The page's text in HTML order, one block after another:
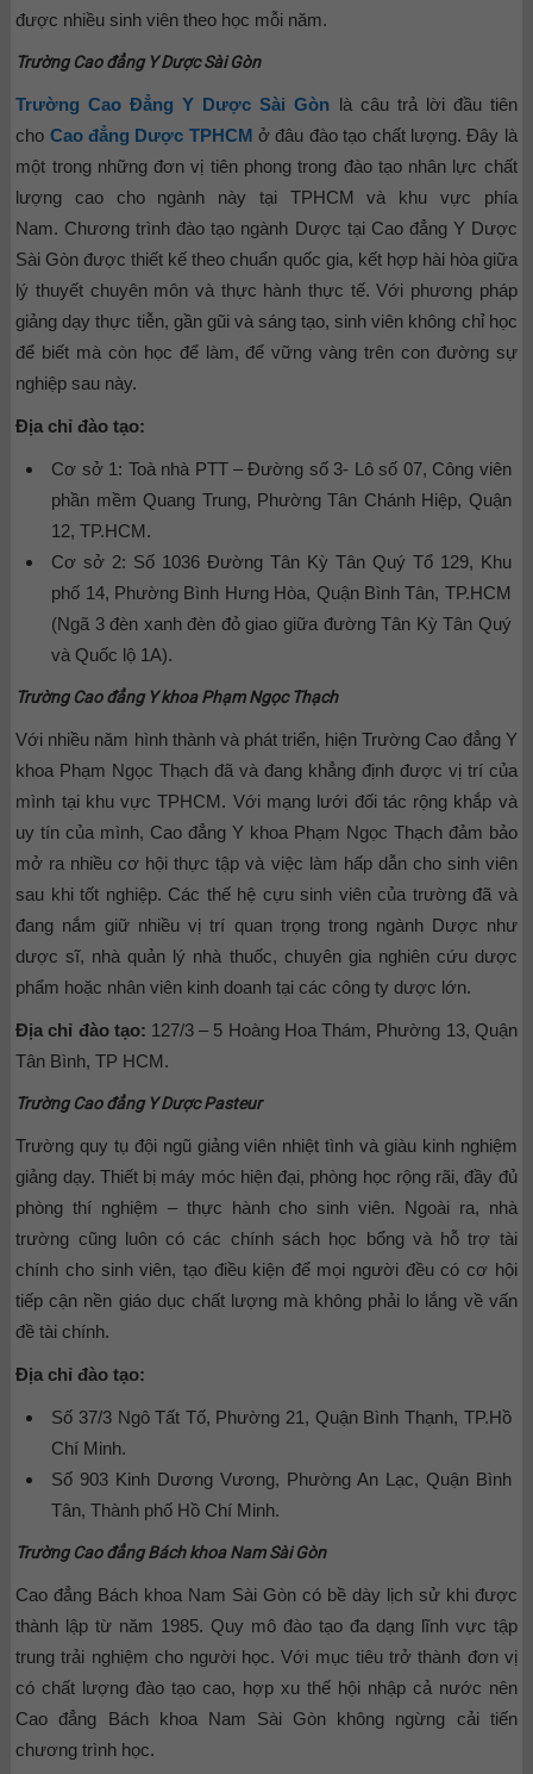
được nhiều sinh viên theo học mỗi năm.
Trường Cao đẳng Y Dược Sài Gòn
Trường Cao Đẳng Y Dược Sài Gòn là câu trả lời đầu tiên
cho Cao đẳng Dược TPHCM ở đâu đào tạo chất lượng. Đây là
một trong những đơn vị tiên phong trong đào tạo nhân lực chất
lượng cao cho ngành này tại TPHCM và khu vực phía
Nam. Chương trình đào tạo ngành Dược tại Cao đẳng Y Dược
Sài Gòn được thiết kế theo chuẩn quốc gia, kết hợp hài hòa giữa
lý thuyết chuyên môn và thực hành thực tế. Với phương pháp
giảng dạy thực tiễn, gần gũi và sáng tạo, sinh viên không chỉ học
để biết mà còn học để làm, để vững vàng trên con đường sự
nghiệp sau này.
Địa chỉ đào tạo:
Cơ sở 1: Toà nhà PTT – Đường số 3- Lô số 07, Công viên
phần mềm Quang Trung, Phường Tân Chánh Hiệp, Quận
12, TP.HCM.
Cơ sở 2: Số 1036 Đường Tân Kỳ Tân Quý Tổ 129, Khu
phố 14, Phường Bình Hưng Hòa, Quận Bình Tân, TP.HCM
(Ngã 3 đèn xanh đèn đỏ giao giữa đường Tân Kỳ Tân Quý
và Quốc lộ 1A).
Trường Cao đẳng Y khoa Phạm Ngọc Thạch
Với nhiều năm hình thành và phát triển, hiện Trường Cao đẳng Y
khoa Phạm Ngọc Thạch đã và đang khẳng định được vị trí của
mình tại khu vực TPHCM. Với mạng lưới đối tác rộng khắp và
uy tín của mình, Cao đẳng Y khoa Phạm Ngọc Thạch đảm bảo
mở ra nhiều cơ hội thực tập và việc làm hấp dẫn cho sinh viên
sau khi tốt nghiệp. Các thế hệ cựu sinh viên của trường đã và
đang nắm giữ nhiều vị trí quan trọng trong ngành Dược như
dược sĩ, nhà quản lý nhà thuốc, chuyên gia nghiên cứu dược
phẩm hoặc nhân viên kinh doanh tại các công ty dược lớn.
Địa chỉ đào tạo: 127/3 – 5 Hoàng Hoa Thám, Phường 13, Quận
Tân Bình, TP HCM.
Trường Cao đẳng Y Dược Pasteur
Trường quy tụ đội ngũ giảng viên nhiệt tình và giàu kinh nghiệm
giảng dạy. Thiết bị máy móc hiện đại, phòng học rộng rãi, đầy đủ
phòng thí nghiệm – thực hành cho sinh viên. Ngoài ra, nhà
trường cũng luôn có các chính sách học bổng và hỗ trợ tài
chính cho sinh viên, tạo điều kiện để mọi người đều có cơ hội
tiếp cận nền giáo dục chất lượng mà không phải lo lắng về vấn
đề tài chính.
Địa chỉ đào tạo:
Số 37/3 Ngô Tất Tố, Phường 21, Quận Bình Thạnh, TP.Hồ
Chí Minh.
Số 903 Kinh Dương Vương, Phường An Lạc, Quận Bình
Tân, Thành phố Hồ Chí Minh.
Trường Cao đẳng Bách khoa Nam Sài Gòn
Cao đẳng Bách khoa Nam Sài Gòn có bề dày lịch sử khi được
thành lập từ năm 1985. Quy mô đào tạo đa dạng lĩnh vực tập
trung trải nghiệm cho người học. Với mục tiêu trở thành đơn vị
có chất lượng đào tạo cao, hợp xu thế hội nhập cả nước nên
Cao đẳng Bách khoa Nam Sài Gòn không ngừng cải tiến
chương trình học.